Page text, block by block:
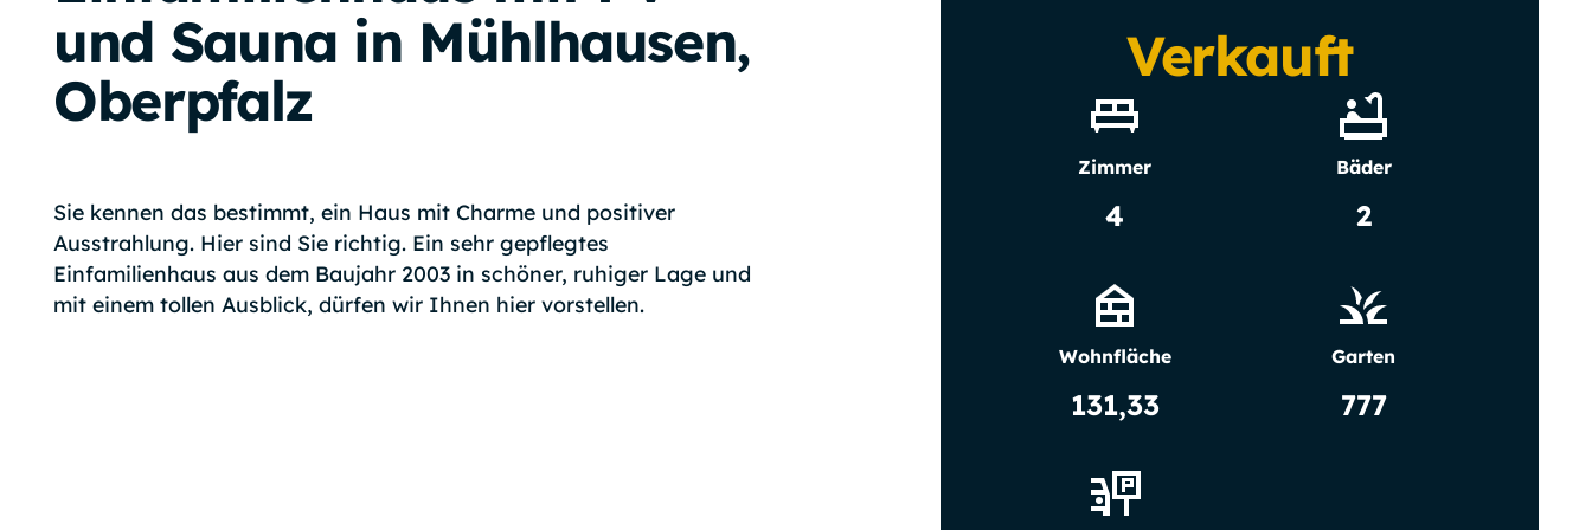
und Sauna in Mühlhausen,
Oberpfalz
Sie kennen das bestimmt, ein Haus mit Charme und positiver
Ausstrahlung. Hier sind Sie richtig. Ein sehr gepflegtes
Einfamilienhaus aus dem Baujahr 2003 in schöner, ruhiger Lage und
mit einem tollen Ausblick, dürfen wir Ihnen hier vorstellen.
Verkauft
Zimmer
4
Bäder
2
Wohnfläche
131,33
Garten
777